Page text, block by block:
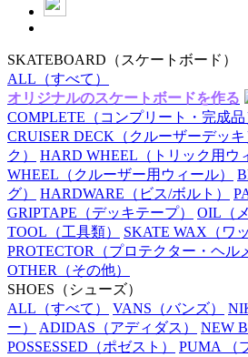
SKATEBOARD （スケートボード）
ALL （すべて）
オリジナルのスケートボードを作る
COMPLETE （コンプリート・完成品
CRUISER DECK （クルーザーデッキ
ク）
HARD WHEEL （トリック用ウ
WHEEL （クルーザー用ウィール）
グ）
HARDWARE （ビス/ボルト）
GRIPTAPE （デッキテープ） OIL （
TOOL （工具類） SKATE WAX （ワ
PROTECTOR （プロテクター・ヘル
OTHER （その他）
SHOES （シューズ）
ALL （すべて） VANS （バンズ）
ー）
ADIDAS （アディダス） NEW
POSSESSED （ポゼスト） PUMA （